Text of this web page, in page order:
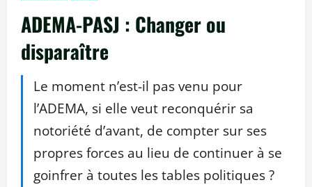
ADEMA-PASJ : Changer ou
disparaître
Le moment n’est-il pas venu pour
l’ADEMA, si elle veut reconquérir sa
notoriété d’avant, de compter sur ses
propres forces au lieu de continuer à se
goinfrer à toutes les tables politiques ?